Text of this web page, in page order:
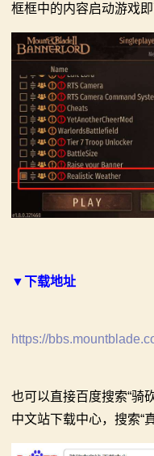
框框中的内容启动游戏即
▼下载地址
https://
也可以直接百度搜索“骑
中文站下载中心，搜索“